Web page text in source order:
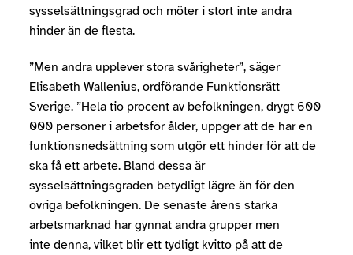
sysselsättningsgrad och möter i stort inte andra
hinder än de flesta.
”Men andra upplever stora svårigheter”, säger
Elisabeth Wallenius, ordförande Funktionsrätt
Sverige. ”Hela tio procent av befolkningen, drygt 600
000 personer i arbetsför ålder, uppger att de har en
funktionsnedsättning som utgör ett hinder för att de
ska få ett arbete. Bland dessa är
sysselsättningsgraden betydligt lägre än för den
övriga befolkningen. De senaste årens starka
arbetsmarknad har gynnat andra grupper men
inte denna, vilket blir ett tydligt kvitto på att de